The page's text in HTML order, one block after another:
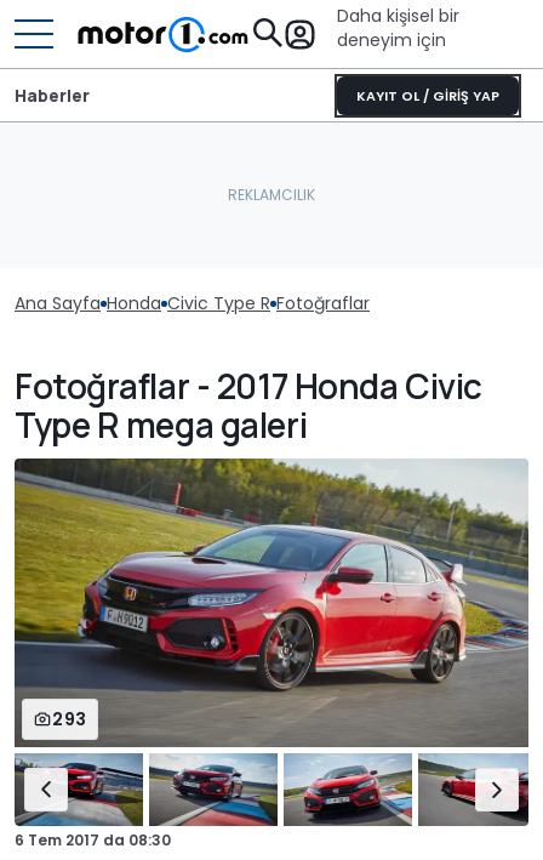
Daha kişisel bir
deneyim için
KAYIT OL / GİRİŞ YAP
Haberler
Ana Sayfa Honda Civic Type R Fotoğraflar
Fotoğraflar - 2017 Honda Civic
Type R mega galeri
293
6 Tem 2017 da 08:30